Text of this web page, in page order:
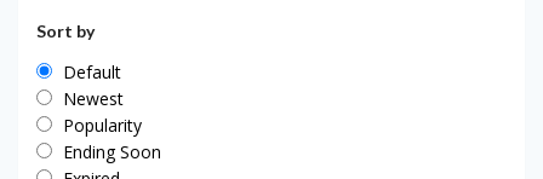
Sort by
Default
Newest
Popularity
Ending Soon